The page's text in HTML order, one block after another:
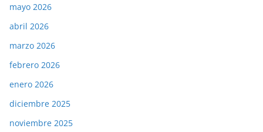
mayo 2026
abril 2026
marzo 2026
febrero 2026
enero 2026
diciembre 2025
noviembre 2025